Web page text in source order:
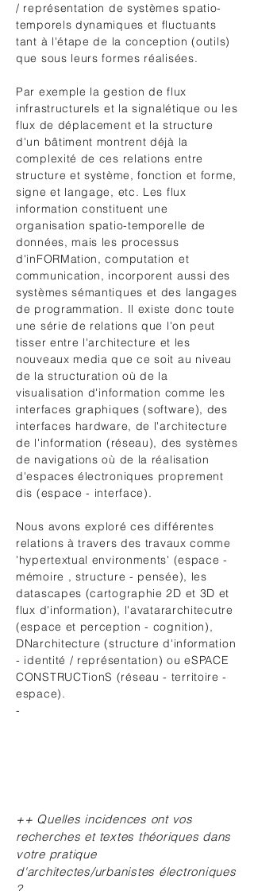
/ représentation de systèmes spatio-
temporels dynamiques et fluctuants
tant à l'étape de la conception (outils)
que sous leurs formes réalisées.
Par exemple la gestion de flux
infrastructurels et la signalétique ou les
flux de déplacement et la structure
d'un bâtiment montrent déjà la
complexité de ces relations entre
structure et système, fonction et forme,
signe et langage, etc. Les flux
information constituent une
organisation spatio-temporelle de
données, mais les processus
d'inFORMation, computation et
communication, incorporent aussi des
systèmes sémantiques et des langages
de programmation. Il existe donc toute
une série de relations que l'on peut
tisser entre l'architecture et les
nouveaux media que ce soit au niveau
de la structuration où de la
visualisation d'information comme les
interfaces graphiques (software), des
interfaces hardware, de l'architecture
de l'information (réseau), des systèmes
de navigations où de la réalisation
d'espaces électroniques proprement
dis (espace - interface).
Nous avons exploré ces différentes
relations à travers des travaux comme
'hypertextual environments' (espace -
mémoire , structure - pensée), les
datascapes (cartographie 2D et 3D et
flux d'information), l'avatararchitecutre
(espace et perception - cognition),
DNarchitecture (structure d'information
- identité / représentation) ou eSPACE
CONSTRUCTionS (réseau - territoire -
espace).
-
++ Quelles incidences ont vos
recherches et textes théoriques dans
votre pratique
d'architectes/urbanistes électroniques